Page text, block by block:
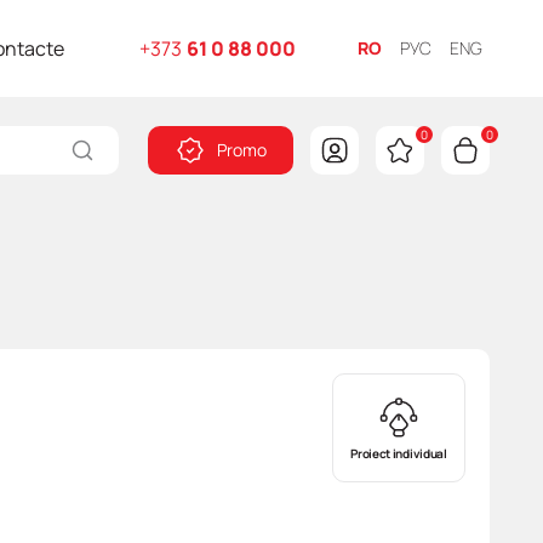
+373 61 0 88 000 RO РУС ENG
Promo
0 0
Proiect individual